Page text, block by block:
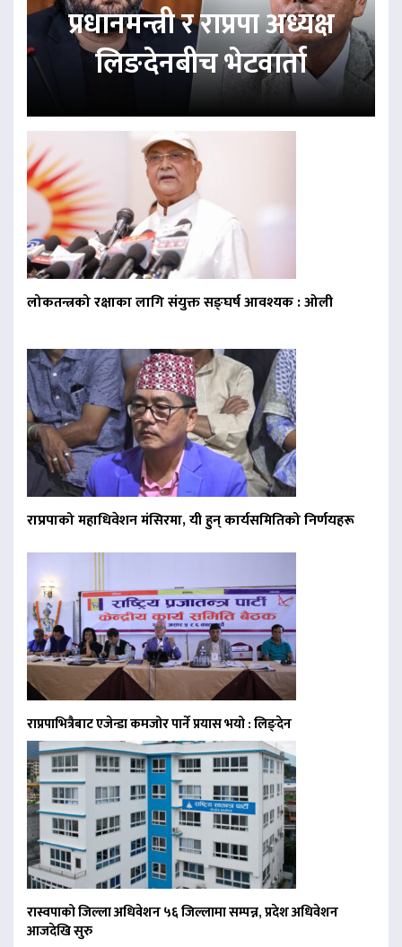
प्रधानमन्त्री र राप्रपा अध्यक्ष
लिङदेनबीच भेटवार्ता
लोकतन्त्रको रक्षाका लागि संयुक्त सङ्घर्ष आवश्यक : ओली
राप्रपाको महाधिवेशन मंसिरमा, यी हुन् कार्यसमितिको निर्णयहरू
राप्रपाभित्रैबाट एजेन्डा कमजोर पार्ने प्रयास भयो : लिङ्देन
रास्वपाको जिल्ला अधिवेशन ५६ जिल्लामा सम्पन्न, प्रदेश अधिवेशन
आजदेखि सुरु